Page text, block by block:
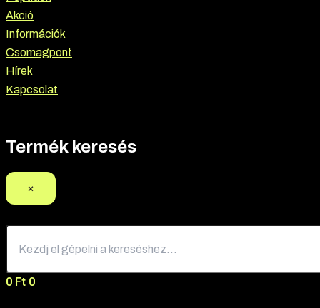
Akció
Információk
Csomagpont
Hírek
Kapcsolat
Termék keresés
×
0 Ft 0